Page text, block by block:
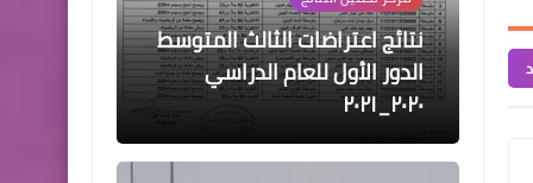
توضح سبب تأخير تطبيق قرار
المواصفة العراقية لاستيراد
السيارات